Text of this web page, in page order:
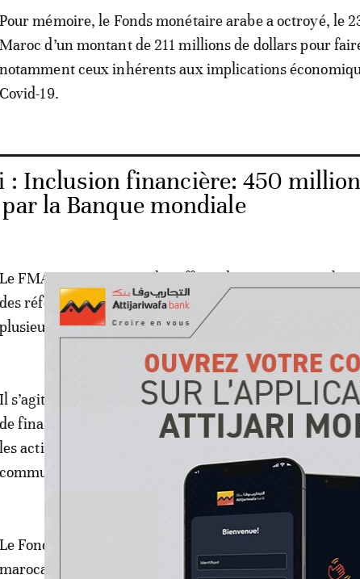
Pour mémoire, le Fonds monétaire arabe a octroyé, le
Maroc d’un montant de 211 millions de dollars pour
notamment ceux inhérents aux implications
Covid-19.
: Inclusion financière: 450
la Banque mondiale
Le FMA tient à soutenir les efforts de ses pays
des réformes économiques, financières, et structurelles,
plusieurs défis, par le biais d'un certain nombre
Il s’agit de la mobilisation des ressources nécessaires
de financement des Etats membres et du financement
les activités de son programme de financement du
communiqué de l’organisation arabe régionale basée à
Le Fonds monétaire arabe indique qu’il suit de près
marocaine et les défis auxquels elle est confrontée en